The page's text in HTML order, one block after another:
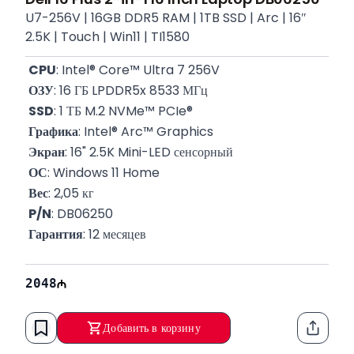
U7-256V | 16GB DDR5 RAM | 1TB SSD | Arc | 16″
2.5K | Touch | Win11 | TI1580
CPU: Intel® Core™ Ultra 7 256V
ОЗУ: 16 ГБ LPDDR5x 8533 МГц
SSD: 1 ТБ M.2 NVMe™ PCIe®
Графика: Intel® Arc™ Graphics
Экран: 16" 2.5K Mini-LED сенсорный
ОС: Windows 11 Home
Вес: 2,05 кг
P/N: DB06250
Гарантия: 12 месяцев
2048
Добавить в корзину